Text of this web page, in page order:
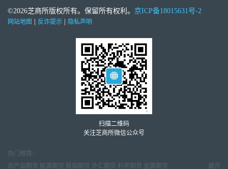
©2026芝商所版权所有。保留所有权利。 京ICP备18015631号-2
网站地图 反诈提示 隐私声明
扫描二维码
关注芝商所微信公众号
热门推荐：
农产品期货 能源期货 股指期货 外汇期货 利率期货 金属期货 展开